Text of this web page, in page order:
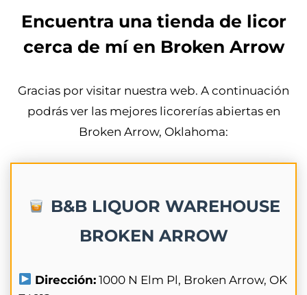
Encuentra una tienda de licor
cerca de mí en Broken Arrow
Gracias por visitar nuestra web. A continuación
podrás ver las mejores licorerías abiertas en
Broken Arrow, Oklahoma:
B&B LIQUOR WAREHOUSE
BROKEN ARROW
Dirección: 1000 N Elm Pl, Broken Arrow, OK